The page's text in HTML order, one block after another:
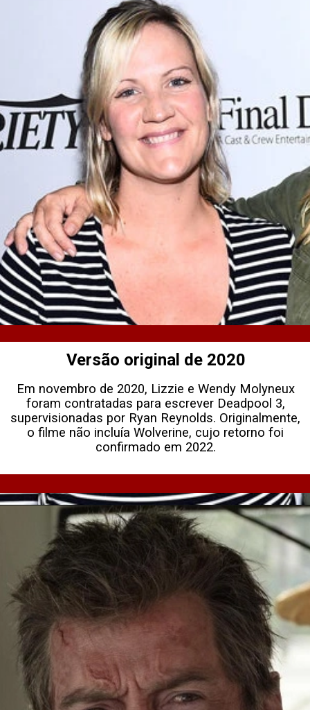
Em novembro de 2020, Lizzie e Wendy Molyneux
foram contratadas para escrever Deadpool 3,
supervisionadas por Ryan Reynolds. Originalmente,
o filme não incluía Wolverine, cujo retorno foi
confirmado em 2022.
Versão original de 2020